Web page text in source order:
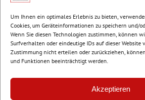
Um Ihnen ein optimales Erlebnis zu bieten,
Cookies, um Geräteinformationen zu speichern und/
Wenn Sie diesen Technologien zustimmen, können
Surfverhalten oder eindeutige IDs auf dieser Website
Zustimmung nicht erteilen oder zurückziehen,
und Funktionen beeinträchtigt werden.
Akzeptieren